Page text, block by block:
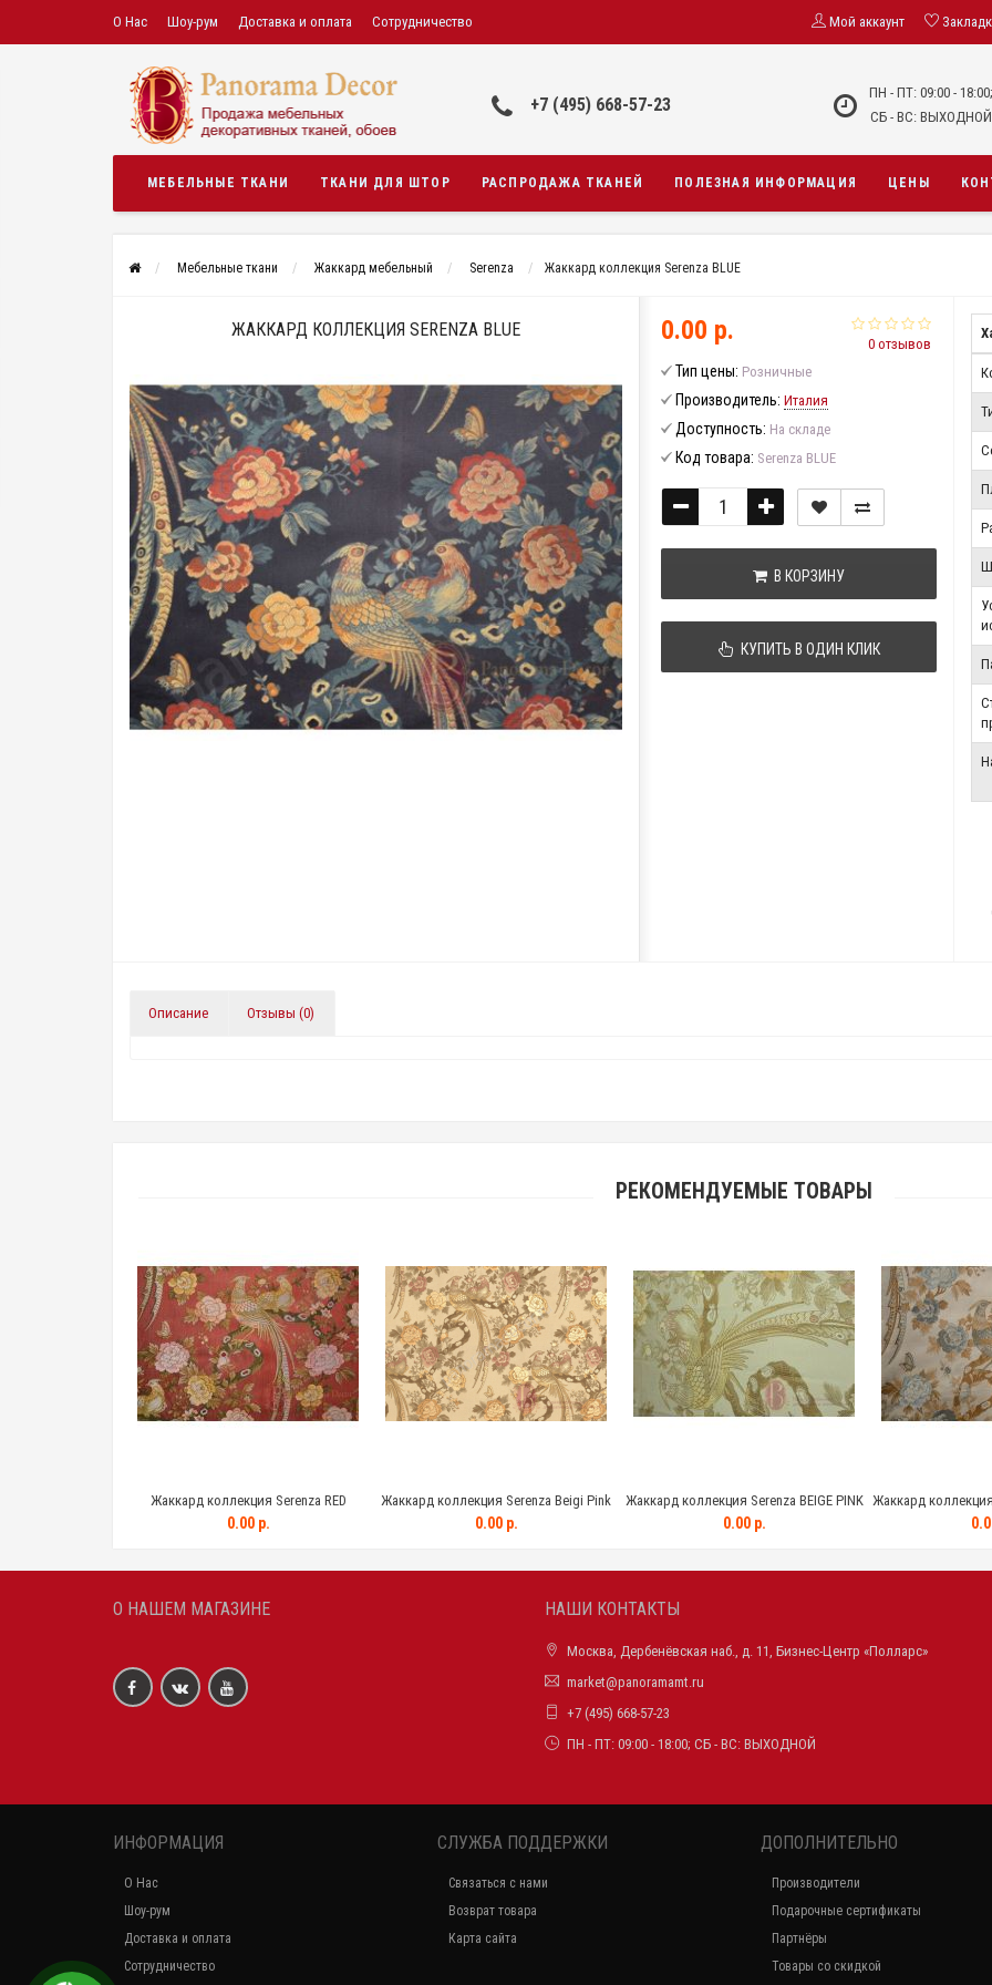
О Нас Шоу-рум Доставка и оплата Сотрудничество Мой аккаунт
+7 (495) 668-57-23
ПН - ПТ: 09:00 - 18:00;
СБ - ВС: ВЫХОДНОЙ
МЕБЕЛЬНЫЕ ТКАНИ ТКАНИ ДЛЯ ШТОР РАСПРОДАЖА ТКАНЕЙ ПОЛЕЗНАЯ ИНФОРМАЦИЯ ЦЕНЫ
Мебельные ткани Жаккард мебельный Serenza Жаккард коллекция Serenza BLUE
ЖАККАРД КОЛЛЕКЦИЯ SERENZA BLUE
0 отзывов
0.00 р.
Тип цены: Розничные
Производитель: Италия
Доступность: На складе
Код товара: Serenza BLUE
В КОРЗИНУ
КУПИТЬ В ОДИН КЛИК
Описание Отзывы (0)
РЕКОМЕНДУЕМЫЕ ТОВАРЫ
Жаккард коллекция Serenza RED
0.00 р.
Жаккард коллекция Serenza Beigi Pink
0.00 р.
Жаккард коллекция Serenza BEIGE PINK
0.00 р.
Жаккард коллекция
О НАШЕМ МАГАЗИНЕ НАШИ КОНТАКТЫ
Москва, Дербенёвская наб., д. 11, Бизнес-Центр «Полларс»
market@panoramamt.ru
+7 (495) 668-57-23
ПН - ПТ: 09:00 - 18:00; СБ - ВС: ВЫХОДНОЙ
ИНФОРМАЦИЯ
О Нас
Шоу-рум
Доставка и оплата
Сотрудничество
СЛУЖБА ПОДДЕРЖКИ
Связаться с нами
Возврат товара
Карта сайта
ДОПОЛНИТЕЛЬНО
Производители
Подарочные сертификаты
Партнёры
Товары со скидкой